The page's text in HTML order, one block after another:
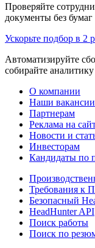
Проверяйте
документы без
Ускорьте подбор в 2
Автоматизируйте
собирайте
О компании
Наши вакансии
Партнерам
Реклама на
Новости и
Инвесторам
Кандидаты по
Требования к
Безопасный
HeadHunter API
Поиск работы
Поиск по